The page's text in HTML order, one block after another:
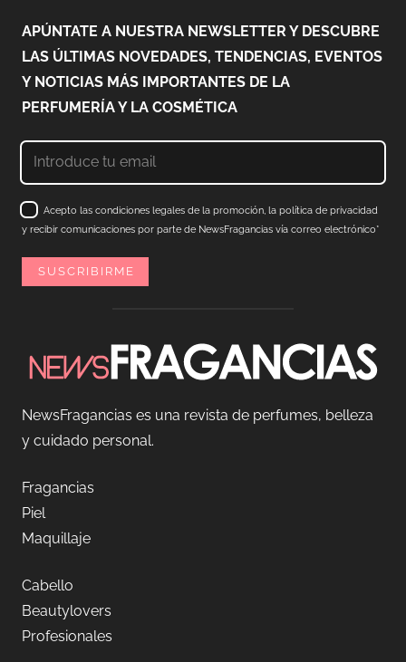
APÚNTATE A NUESTRA NEWSLETTER Y DESCUBRE
LAS ÚLTIMAS NOVEDADES, TENDENCIAS, EVENTOS
Y NOTICIAS MÁS IMPORTANTES DE LA
PERFUMERÍA Y LA COSMÉTICA
Acepto las condiciones legales de la promoción, la política de privacidad
y recibir comunicaciones por parte de NewsFragancias vía correo electrónico*
NewsFragancias es una revista de perfumes, belleza
y cuidado personal.
Fragancias
Piel
Maquillaje
Cabello
Beautylovers
Profesionales